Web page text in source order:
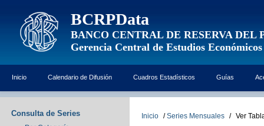
BCRPData
BANCO CENTRAL DE RESERVA DEL
Gerencia Central de Estudios Económicos
Inicio Calendario de Difusión Cuadros Estadísticos Guías
Consulta de Series Inicio / Series Mensuales / Ver